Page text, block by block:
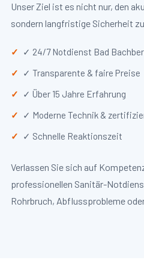
Unser Ziel ist es nicht nur, den
sondern langfristige Sicherheit
✓ 24/7 Notdienst Bad
✓ Transparente & faire Preise
✓ Über 15 Jahre Erfahrung
✓ Moderne Technik &
✓ Schnelle Reaktionszeit
Verlassen Sie sich auf
professionellen Sanitär-
Rohrbruch, Abflussprobleme